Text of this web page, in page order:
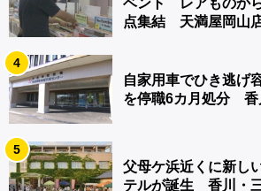
点集結 天満屋岡山
4
自家用車でひき逃げ
を停職6カ月処分 香
5
父母ケ浜近くに新し
テルが誕生 香川・